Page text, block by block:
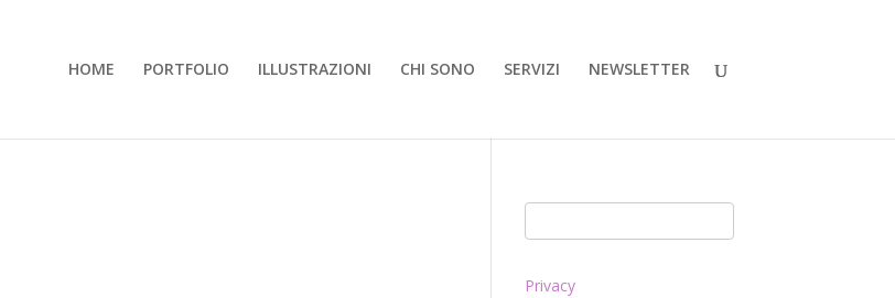
HOME PORTFOLIO ILLUSTRAZIONI CHI SONO SERVIZI NEWSLETTER
Privacy